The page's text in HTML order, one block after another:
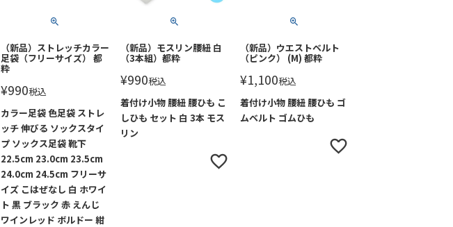
（新品）ストレッチカラー
足袋（フリーサイズ） 都
粋
¥990税込
カラー足袋 色足袋 ストレ
ッチ 伸びる ソックスタイ
プ ソックス足袋 靴下
22.5cm 23.0cm 23.5cm
24.0cm 24.5cm フリーサ
イズ こはぜなし 白 ホワイ
ト 黒 ブラック 赤 えんじ
ワインレッド ボルドー 紺
（新品）モスリン腰紐 白
（3本組）都粋
¥990税込
着付け小物 腰紐 腰ひも こ
しひも セット 白 3本 モス
リン
（新品）ウエストベルト
（ピンク） (M) 都粋
¥1,100税込
着付け小物 腰紐 腰ひも ゴ
ムベルト ゴムひも